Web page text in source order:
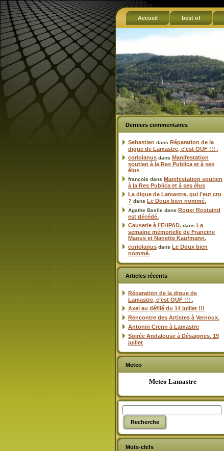
Accueil best of
Derniers commentaires
Sebastien dans Réparation de la
digue de Lamastre, c’est OUF !!! ,
coriolanus dans Manifestation
soutien à la Res Publica et à ses
élus
francois dans Manifestation soutien
à la Res Publica et à ses élus
La digue de Lamastre, qui l’eut cru
? dans Le Doux bien nommé.
Agathe Basile dans Roger Rostaind
est décédé.
Causerie à l’EHPAD. dans La
semaine mémorielle de Francine
Maous et Nanette Kaufmann.
coriolanus dans Le Doux bien
nommé.
Articles récents
Réparation de la digue de
Lamastre, c’est OUF !!! ,
Axel au défilé du 14 juillet !!!
Rencontre des Artistes à Vernoux.
Antonin Crenn à Lamastre
Soirée Andalouse à Désaignes. 19
juillet
Meteo
Meteo Lamastre
Mots-clefs